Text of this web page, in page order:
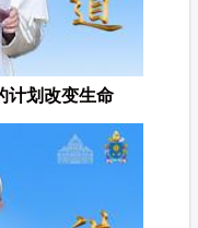
计划改变生命